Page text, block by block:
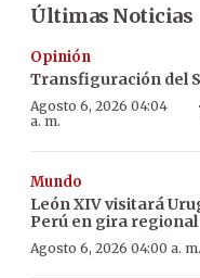
Últimas Noticias
Opinión
Transfiguración del
Agosto 6, 2026 04:04
a. m.
·
Mundo
León XIV visitará
Perú en gira regional
Agosto 6, 2026 04:00 a. m.